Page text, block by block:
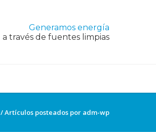
Generamos energía
a través de fuentes limpias
/Artículos posteados por adm-wp